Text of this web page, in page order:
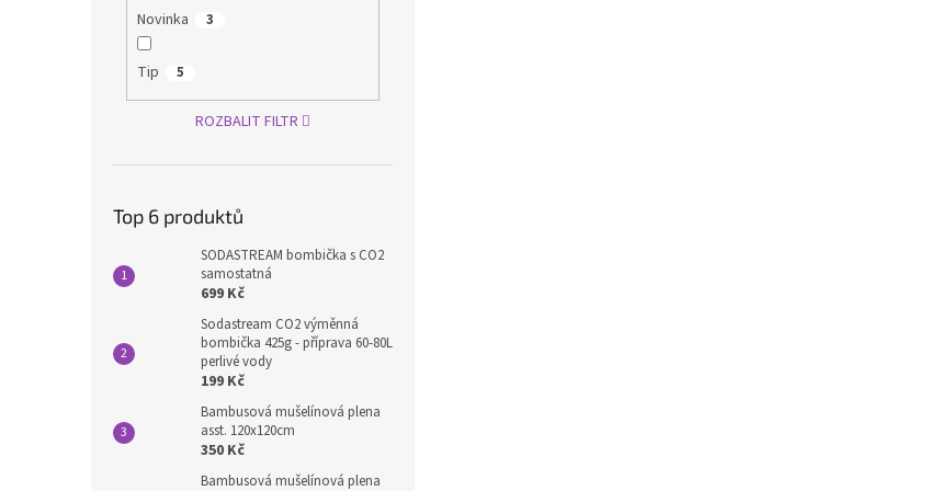
Novinka 3
Tip 5
ROZBALIT FILTR
Top 6 produktů
SODASTREAM bombička s CO2
samostatná
699 Kč
Sodastream CO2 výměnná
bombička 425g - příprava 60-80L
perlivé vody
199 Kč
Bambusová mušelínová plena
asst. 120x120cm
350 Kč
Bambusová mušelínová plena